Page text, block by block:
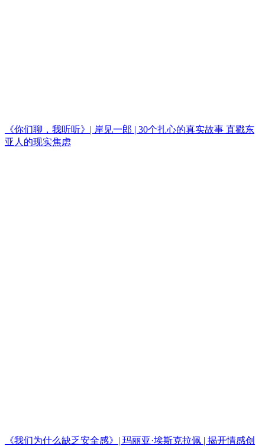
《你们聊，我听听》| 岸见一郎 | 30个扎心的真实故事 直戳东
亚人的现实焦虑
《我们为什么缺乏安全感》| 玛丽亚·埃斯克拉佩 | 揭开情感创